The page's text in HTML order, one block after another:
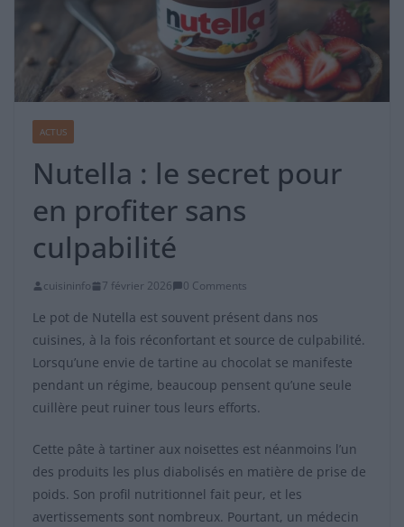
ACTUS
Nutella : le secret pour
en profiter sans
culpabilité
cuisininfo 7 février 2026 0 Comments
Le pot de Nutella est souvent présent dans nos
cuisines, à la fois réconfortant et source de culpabilité.
Lorsqu’une envie de tartine au chocolat se manifeste
pendant un régime, beaucoup pensent qu’une seule
cuillère peut ruiner tous leurs efforts.
Cette pâte à tartiner aux noisettes est néanmoins l’un
des produits les plus diabolisés en matière de prise de
poids. Son profil nutritionnel fait peur, et les
avertissements sont nombreux. Pourtant, un médecin